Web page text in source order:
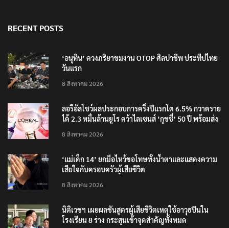
RECENT POSTS
‘อนุทิน’ ควงภริยาชมงาน OTOP ศิลปาชีพ ประทีปไทย
วันแรก
8 สิงหาคม 2026
ลอรีอัลโชว์ผลประกอบการครึ่งปีแรกโต 6.5% กวาดราย
ได้ 2.3 หมื่นล้านยูโร คว้าไลเซนส์ ‘กุชชี่’ 50 ปี พร้อมส่ง
8 สิงหาคม 2026
‘แม่เด็ก 14’ ยกมือไหว้ขอโทษทั้งน้ำตาและแสดงความ
เสียใจกับครอบครัวผู้เสียชีวิต
8 สิงหาคม 2026
นิติเวชฯ เผยผลชันสูตรผู้เสียชีวิตเหตุใช้อาวุธปืนใน
โรงเรียน 8 ร่าง กระสุนเข้าจุดสำคัญทั้งหมด